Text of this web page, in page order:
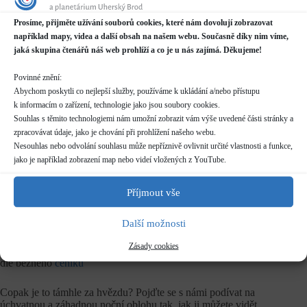
Prosíme, přijměte užívání souborů cookies, které nám dovolují zobrazovat
například mapy, videa a další obsah na našem webu. Současně díky nim víme,
jaká skupina čtenářů náš web prohlíží a co je u nás zajímá. Děkujeme!
Povinné znění:
Abychom poskytli co nejlepší služby, používáme k ukládání a/nebo přístupu
k informacím o zařízení, technologie jako jsou soubory cookies.
Souhlas s těmito technologiemi nám umožní zobrazit vám výše uvedené části stránky a
zpracovávat údaje, jako je chování při prohlížení našeho webu.
Nesouhlas nebo odvolání souhlasu může nepříznivě ovlivnit určité vlastnosti a funkce,
jako je například zobrazení map nebo videí vložených z YouTube.
Příjmout vše
Další možnosti
Zásady cookies
Datum / čas
15.04.2022
20:00 - 22:00
Místo konání
Hvězdárna
Prakšická 2222, Uherský Brod
Další informace o dostupnosti a parkování
Kategorie
Pravidelné akce
není nutná
dle běžnéhoceníku
Copak je to támhle za hvězdu? Pojďte se s námi podívat na
úchvatnou a záhadnou noční oblohu tak, jak ji můžete vidět